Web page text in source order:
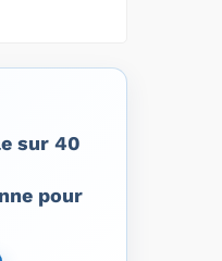
sur 40
pour